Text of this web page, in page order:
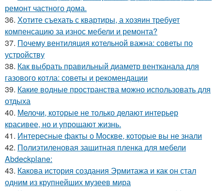
ремонт частного дома.
36. Хотите съехать с квартиры, а хозяин требует
компенсацию за износ мебели и ремонта?
37. Почему вентиляция котельной важна: советы по
устройству
38. Как выбрать правильный диаметр вентканала для
газового котла: советы и рекомендации
39. Какие водные пространства можно использовать для
отдыха
40. Мелочи, которые не только делают интерьер
красивее, но и упрощают жизнь.
41. Интересные факты о Москве, которые вы не знали
42. Полиэтиленовая защитная пленка для мебели
Abdeckplane:
43. Какова история создания Эрмитажа и как он стал
одним из крупнейших музеев мира